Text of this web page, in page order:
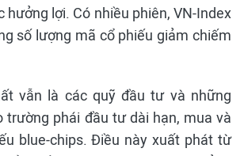
hưởng lợi. Có nhiều phiên, VN-Index
số lượng mã cổ phiếu giảm chiếm
vẫn là các quỹ đầu tư và những
trường phái đầu tư dài hạn, mua và
blue-chips. Điều này xuất phát từ